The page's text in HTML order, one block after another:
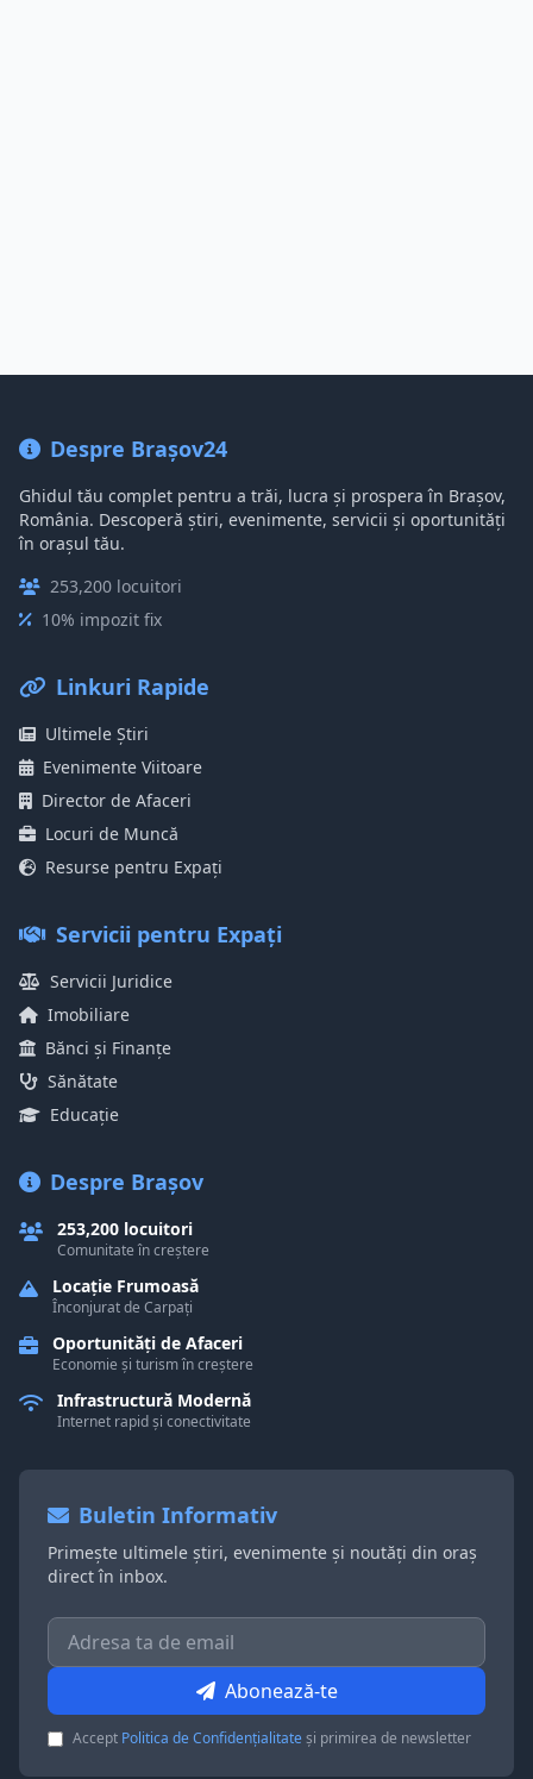
Despre Brașov24
Ghidul tău complet pentru a trăi, lucra și prospera în Brașov,
România. Descoperă știri, evenimente, servicii și oportunități
în orașul tău.
253,200 locuitori
10% impozit fix
Linkuri Rapide
Ultimele Știri
Evenimente Viitoare
Director de Afaceri
Locuri de Muncă
Resurse pentru Expați
Servicii pentru Expați
Servicii Juridice
Imobiliare
Bănci și Finanțe
Sănătate
Educație
Despre Brașov
253,200 locuitori
Comunitate în creștere
Locație Frumoasă
Înconjurat de Carpați
Oportunități de Afaceri
Economie și turism în creștere
Infrastructură Modernă
Internet rapid și conectivitate
Buletin Informativ
Primește ultimele știri, evenimente și noutăți din oraș
direct în inbox.
Abonează-te
Accept Politica de Confidențialitateși primirea de newsletter